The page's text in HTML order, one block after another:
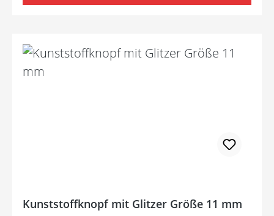
Kunststoffknopf mit Glitzer Größe 11 mm